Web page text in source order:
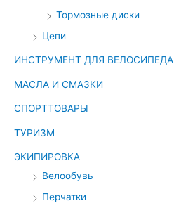
Тормозные диски
Цепи
ИНСТРУМЕНТ ДЛЯ ВЕЛОСИПЕДА
МАСЛА И СМАЗКИ
СПОРТТОВАРЫ
ТУРИЗМ
ЭКИПИРОВКА
Велообувь
Перчатки